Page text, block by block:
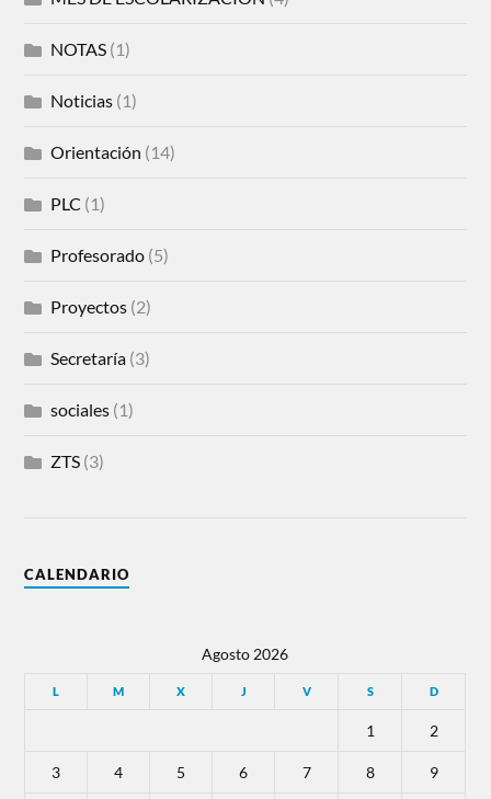
NOTAS (1)
Noticias (1)
Orientación (14)
PLC (1)
Profesorado (5)
Proyectos (2)
Secretaría (3)
sociales (1)
ZTS (3)
CALENDARIO
Agosto 2026
L M X J V S D
1 2
3 4 5 6 7 8 9